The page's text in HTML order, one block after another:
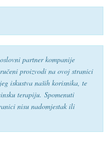
partner kompanije
proizvodi na ovoj stranici
iskustva naših korisnika, te
terapiju. Spomenuti
nisu nadomjestak ili